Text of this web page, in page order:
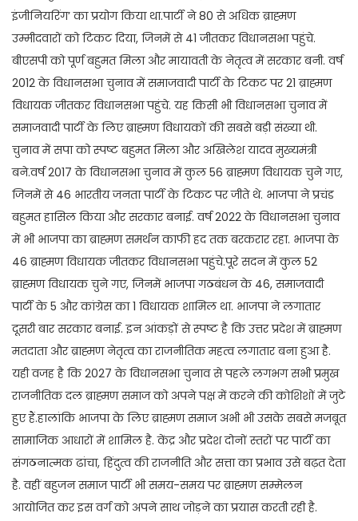
इंजीनियरिंग’ का प्रयोग किया था.पार्टी ने 80 से अधिक ब्राह्मण
उम्मीदवारों को टिकट दिया, जिनमें से 41 जीतकर विधानसभा पहुंचे.
बीएसपी को पूर्ण बहुमत मिला और मायावती के नेतृत्व में सरकार बनी. वर्ष
2012 के विधानसभा चुनाव में समाजवादी पार्टी के टिकट पर 21 ब्राह्मण
विधायक जीतकर विधानसभा पहुंचे. यह किसी भी विधानसभा चुनाव में
समाजवादी पार्टी के लिए ब्राह्मण विधायकों की सबसे बड़ी संख्या थी.
चुनाव में सपा को स्पष्ट बहुमत मिला और अखिलेश यादव मुख्यमंत्री
बने.वर्ष 2017 के विधानसभा चुनाव में कुल 56 ब्राह्मण विधायक चुने गए,
जिनमें से 46 भारतीय जनता पार्टी के टिकट पर जीते थे. भाजपा ने प्रचंड
बहुमत हासिल किया और सरकार बनाई. वर्ष 2022 के विधानसभा चुनाव
में भी भाजपा का ब्राह्मण समर्थन काफी हद तक बरकरार रहा. भाजपा के
46 ब्राह्मण विधायक जीतकर विधानसभा पहुंचे.पूरे सदन में कुल 52
ब्राह्मण विधायक चुने गए, जिनमें भाजपा गठबंधन के 46, समाजवादी
पार्टी के 5 और कांग्रेस का 1 विधायक शामिल था. भाजपा ने लगातार
दूसरी बार सरकार बनाई. इन आंकड़ों से स्पष्ट है कि उत्तर प्रदेश में ब्राह्मण
मतदाता और ब्राह्मण नेतृत्व का राजनीतिक महत्व लगातार बना हुआ है.
यही वजह है कि 2027 के विधानसभा चुनाव से पहले लगभग सभी प्रमुख
राजनीतिक दल ब्राह्मण समाज को अपने पक्ष में करने की कोशिशों में जुटे
हुए हैं.हालांकि भाजपा के लिए ब्राह्मण समाज अभी भी उसके सबसे मजबूत
सामाजिक आधारों में शामिल है. केंद्र और प्रदेश दोनों स्तरों पर पार्टी का
संगठनात्मक ढांचा, हिंदुत्व की राजनीति और सत्ता का प्रभाव उसे बढ़त देता
है. वहीं बहुजन समाज पार्टी भी समय-समय पर ब्राह्मण सम्मेलन
आयोजित कर इस वर्ग को अपने साथ जोड़ने का प्रयास करती रही है.